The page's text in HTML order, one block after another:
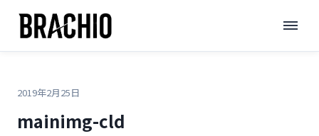
テ
TOP >> mainimg-cld
2019年2月25日
mainimg-cld